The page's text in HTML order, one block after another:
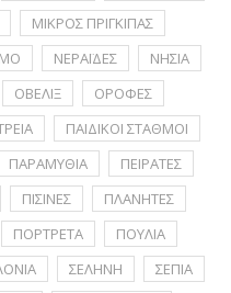
ΜΙΚΡΟΣ ΠΡΙΓΚΙΠΑΣ
ΝΕΡΑΪΔΕΣ
ΝΗΣΙΑ
ΟΒΕΛΙΞ
ΟΡΟΦΕΣ
ΠΑΙΔΙΚΟΙ ΣΤΑΘΜΟΙ
ΠΑΡΑΜΥΘΙΑ
ΠΕΙΡΑΤΕΣ
ΠΙΣΙΝΕΣ
ΠΛΑΝΗΤΕΣ
ΠΟΡΤΡΕΤA
ΠΟΥΛΙΑ
ΣΕΛΗΝΗ
ΣΕΠΙΑ